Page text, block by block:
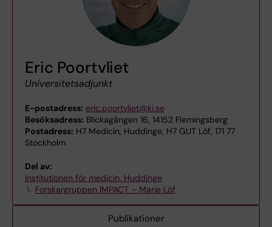
Eric Poortvliet
Universitetsadjunkt
E-postadress: eric.poortvliet@ki.se
Besöksadress: Blickagången 16, 14152 Flemingsberg
Postadress: H7 Medicin, Huddinge, H7 GUT Löf, 171 77
Stockholm
Del av:
Institutionen för medicin, Huddinge
Forskargruppen IMPACT – Marie Löf
Publikationer